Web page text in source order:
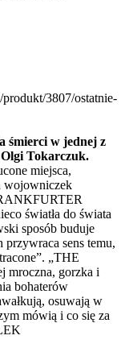
3807/ostatnie-
śmierci w jednej z
Tokarczuk.
miejsca,
wojowniczek
światła do świata
sposób buduje
sens temu,
„THE
mroczna, gorzka i
bohaterów
osuwają w
mówią i co się za